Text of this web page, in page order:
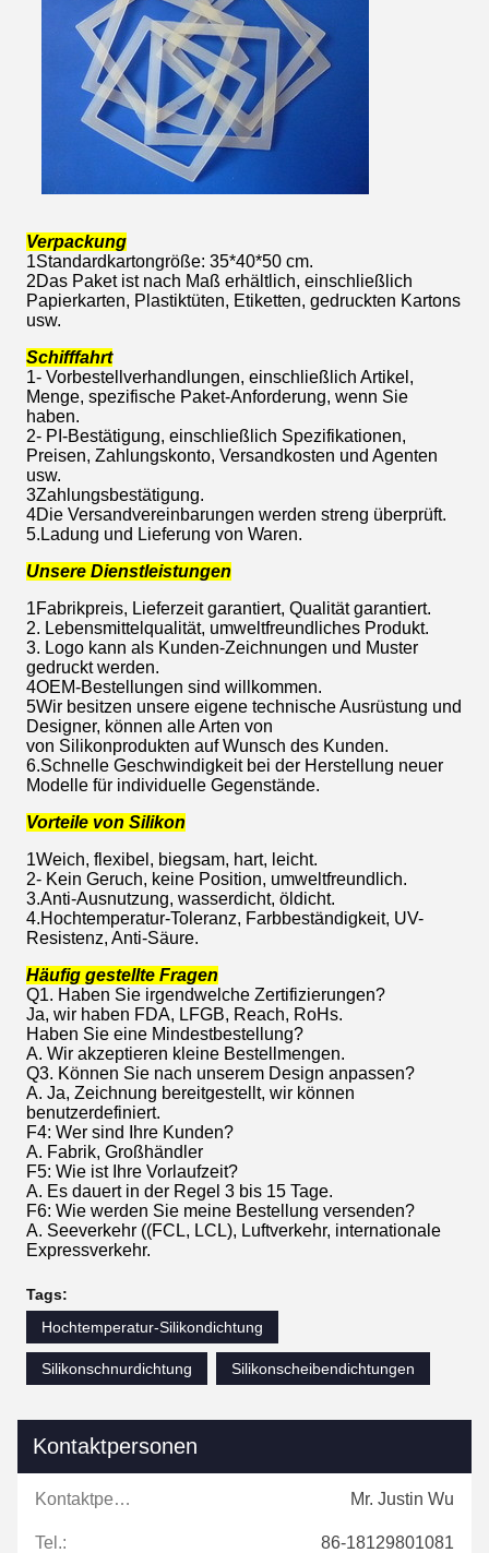
Verpackung
1Standardkartongröße: 35*40*50 cm.
2Das Paket ist nach Maß erhältlich, einschließlich
Papierkarten, Plastiktüten, Etiketten, gedruckten Kartons
usw.
Schifffahrt
1- Vorbestellverhandlungen, einschließlich Artikel,
Menge, spezifische Paket-Anforderung, wenn Sie
haben.
2- PI-Bestätigung, einschließlich Spezifikationen,
Preisen, Zahlungskonto, Versandkosten und Agenten
usw.
3Zahlungsbestätigung.
4Die Versandvereinbarungen werden streng überprüft.
5.Ladung und Lieferung von Waren.
Unsere Dienstleistungen
1Fabrikpreis, Lieferzeit garantiert, Qualität garantiert.
2. Lebensmittelqualität, umweltfreundliches Produkt.
3. Logo kann als Kunden-Zeichnungen und Muster
gedruckt werden.
4OEM-Bestellungen sind willkommen.
5Wir besitzen unsere eigene technische Ausrüstung und
Designer, können alle Arten von
von Silikonprodukten auf Wunsch des Kunden.
6.Schnelle Geschwindigkeit bei der Herstellung neuer
Modelle für individuelle Gegenstände.
Vorteile von Silikon
1Weich, flexibel, biegsam, hart, leicht.
2- Kein Geruch, keine Position, umweltfreundlich.
3.Anti-Ausnutzung, wasserdicht, öldicht.
4.Hochtemperatur-Toleranz, Farbbeständigkeit, UV-
Resistenz, Anti-Säure.
Häufig gestellte Fragen
Q1. Haben Sie irgendwelche Zertifizierungen?
Ja, wir haben FDA, LFGB, Reach, RoHs.
Haben Sie eine Mindestbestellung?
A. Wir akzeptieren kleine Bestellmengen.
Q3. Können Sie nach unserem Design anpassen?
A. Ja, Zeichnung bereitgestellt, wir können
benutzerdefiniert.
F4: Wer sind Ihre Kunden?
A. Fabrik, Großhändler
F5: Wie ist Ihre Vorlaufzeit?
A. Es dauert in der Regel 3 bis 15 Tage.
F6: Wie werden Sie meine Bestellung versenden?
A. Seeverkehr ((FCL, LCL), Luftverkehr, internationale
Expressverkehr.
Tags:
Hochtemperatur-Silikondichtung
Silikonschnurdichtung Silikonscheibendichtungen
Kontaktpersonen
Kontaktpersonen: Mr. Justin Wu
Tel.: 86-18129801081